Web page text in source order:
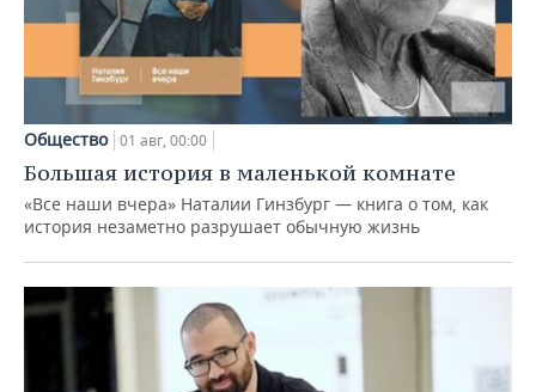
Общество 01 авг, 00:00
Большая история в маленькой комнате
«Все наши вчера» Наталии Гинзбург — книга о том, как
история незаметно разрушает обычную жизнь